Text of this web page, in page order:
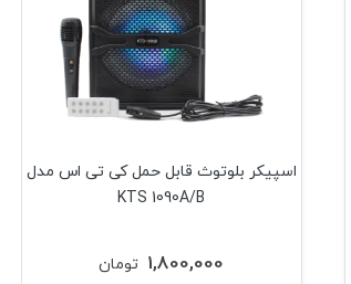
اسپیکر بلوتوث قابل حمل کی تی اس مدل
KTS 1090A/B
تومان 1,800,000